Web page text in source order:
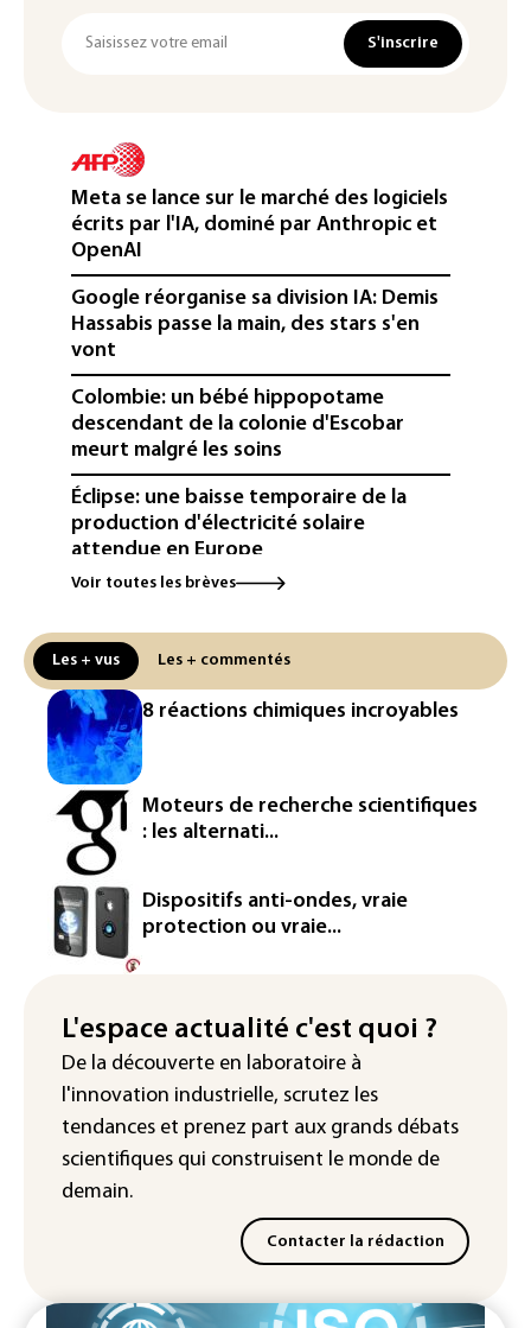
S'inscrire
Meta se lance sur le marché des logiciels
écrits par l'IA, dominé par Anthropic et
OpenAI
Google réorganise sa division IA: Demis
Hassabis passe la main, des stars s'en
vont
Colombie: un bébé hippopotame
descendant de la colonie d'Escobar
meurt malgré les soins
Éclipse: une baisse temporaire de la
production d'électricité solaire
attendue en Europe
L'Autriche bat son record absolu de
Inde : Meta sommé de s'excuser après
le retrait d'une vidéo de Modi
La défense, voie de diversification pour
un secteur automobile à la peine
France : prison avec sursis et
"bannissement numérique" pour deux
streamers jugés pour des violences et
humiliations en ligne
IA : Mythos 5 d'Anthropic crée de
fausses identités lors d'un test au
Sri Lanka : interdiction d'accès à des
sites majeurs de jeux en ligne
Voir toutes les brèves
Les + vus Les + commentés
8 réactions chimiques incroyables
Moteurs de recherche scientifiques
: les alternati...
Dispositifs anti-ondes, vraie
protection ou vraie...
L'espace actualité c'est quoi ?
De la découverte en laboratoire à
l'innovation industrielle, scrutez les
tendances et prenez part aux grands débats
scientifiques qui construisent le monde de
demain.
Contacter la rédaction